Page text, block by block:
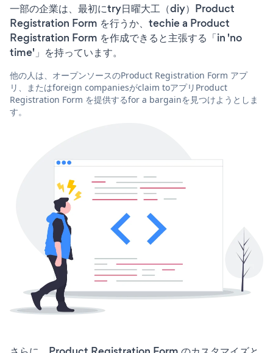
一部の企業は、最初にtry日曜大工（diy）Product
Registration Form を行うか、techie a Product
Registration Form を作成できると主張する「in 'no
time'」を持っています。
他の人は、オープンソースのProduct Registration Form アプ
リ、またはforeign companiesがclaim toアプリProduct
Registration Form を提供するfor a bargainを見つけようとしま
す。